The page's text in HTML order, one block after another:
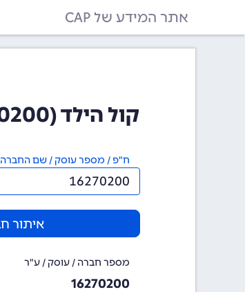
אתר המידע של CAP
קול הילד (16270200)
ח"פ / מספר עוסק / שם החברה
איתור
מספר חברה / עוסק / ע"ר
16270200